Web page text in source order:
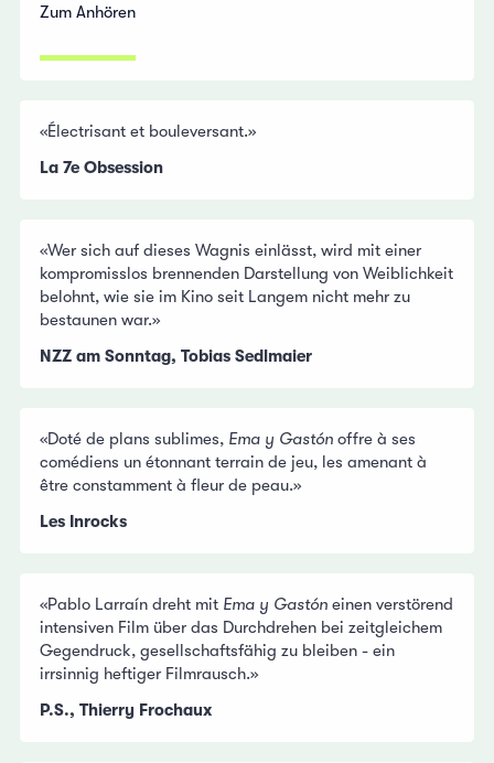
Zum Anhören
«Électrisant et bouleversant.»
La 7e Obsession
«Wer sich auf dieses Wagnis einlässt, wird mit einer
kompromisslos brennenden Darstellung von Weiblichkeit
belohnt, wie sie im Kino seit Langem nicht mehr zu
bestaunen war.»
NZZ am Sonntag, Tobias Sedlmaier
«Doté de plans sublimes, Ema y Gastón offre à ses
comédiens un étonnant terrain de jeu, les amenant à
être constamment à fleur de peau.»
Les Inrocks
«Pablo Larraín dreht mit Ema y Gastón einen verstörend
intensiven Film über das Durchdrehen bei zeitgleichem
Gegendruck, gesellschaftsfähig zu bleiben - ein
irrsinnig heftiger Filmrausch.»
P.S., Thierry Frochaux